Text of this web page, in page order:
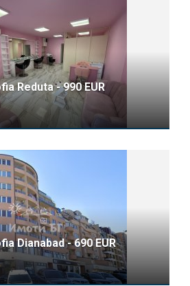
Reduta - 990 EUR
Dianabad - 690 EUR